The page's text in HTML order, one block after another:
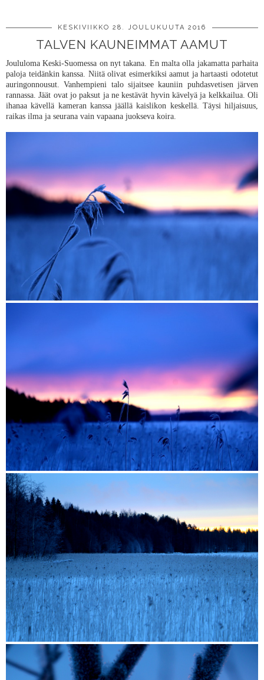
KESKIVIIKKO 28. JOULUKUUTA 2016
TALVEN KAUNEIMMAT AAMUT
Joululoma Keski-Suomessa on nyt takana. En malta olla jakamatta parhaita
paloja teidänkin kanssa. Niitä olivat esimerkiksi aamut ja hartaasti odotetut
auringonnousut. Vanhempieni talo sijaitsee kauniin puhdasvetisen järven
rannassa. Jäät ovat jo paksut ja ne kestävät hyvin kävelyä ja kelkkailua. Oli
ihanaa kävellä kameran kanssa jäällä kaislikon keskellä. Täysi hiljaisuus,
raikas ilma ja seurana vain vapaana juokseva koira.